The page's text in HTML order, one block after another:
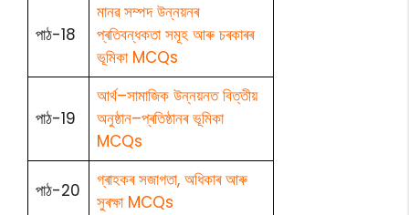
পাঠ-18
মানৱ সম্পদ উন্নয়নৰ
প্ৰতিবন্ধকতা সমূহ আৰু চৰকাৰৰ
ভূমিকা MCQs
পাঠ-19
আৰ্থ–সামাজিক উন্নয়নত বিত্তীয়
অনুষ্ঠান–প্ৰতিষ্ঠানৰ ভূমিকা
MCQs
পাঠ-20
গ্ৰাহকৰ সজাগতা, অধিকাৰ আৰু
সুৰক্ষা MCQs